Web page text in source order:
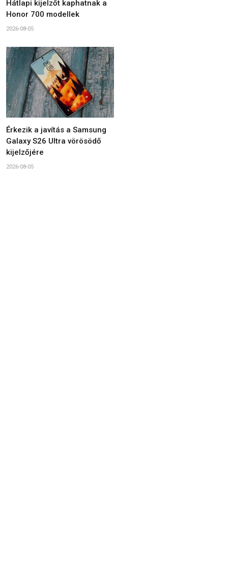
Hátlapi kijelzőt kaphatnak a
Honor 700 modellek
2026-08-05
Érkezik a javítás a Samsung
Galaxy S26 Ultra vörösödő
kijelzőjére
2026-08-05